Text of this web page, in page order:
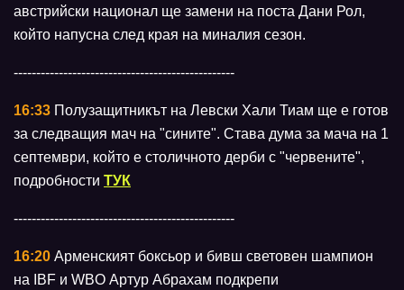
австрийски национал ще замени на поста Дани Рол,
който напусна след края на миналия сезон.
-------------------------------------------------
16:33 Полузащитникът на Левски Хали Тиам ще е готов
за следващия мач на "сините". Става дума за мача на 1
септември, който е столичното дерби с "червените",
подробности ТУК
-------------------------------------------------
16:20 Арменският боксьор и бивш световен шампион
на IBF и WBO Артур Абрахам подкрепи